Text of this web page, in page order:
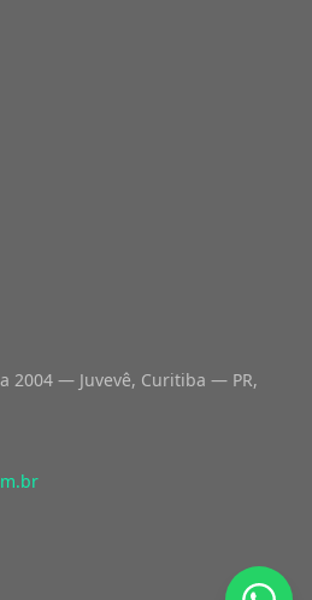
2004 — Juvevê, Curitiba — PR,